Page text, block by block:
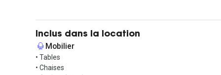
minutes et Victor Hugo en 15 minutes.
L’Espace Triomphe vous propose un cadre prestigieux et
Inclus dans la location
Mobilier
• Tables
• Chaises